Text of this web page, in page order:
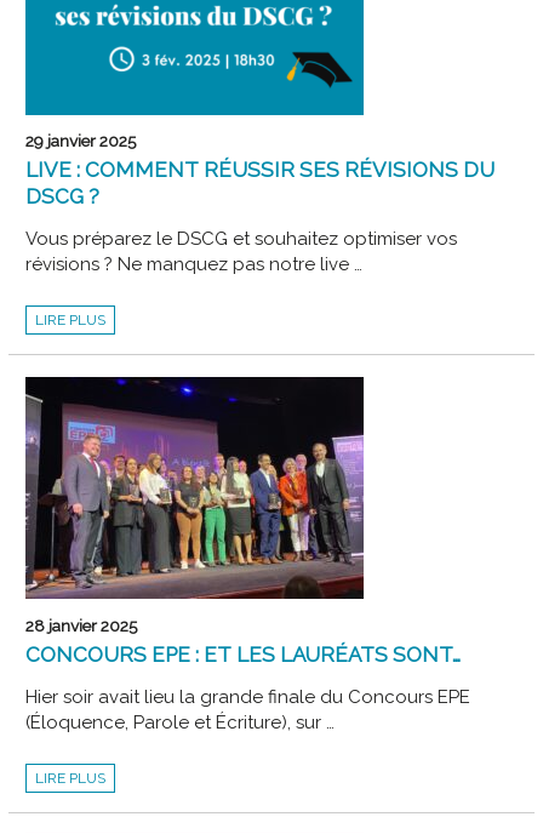
29 janvier 2025
LIVE : COMMENT RÉUSSIR SES RÉVISIONS DU
DSCG ?
Vous préparez le DSCG et souhaitez optimiser vos
révisions ? Ne manquez pas notre live …
LIVE
:
RÉUSSIR
DU
DSCG
?
LIRE PLUS
28 janvier 2025
CONCOURS EPE : ET LES LAURÉATS SONT…
Hier soir avait lieu la grande finale du Concours EPE
(Éloquence, Parole et Écriture), sur …
CONCOURS
EPE
ET
LIRE PLUS